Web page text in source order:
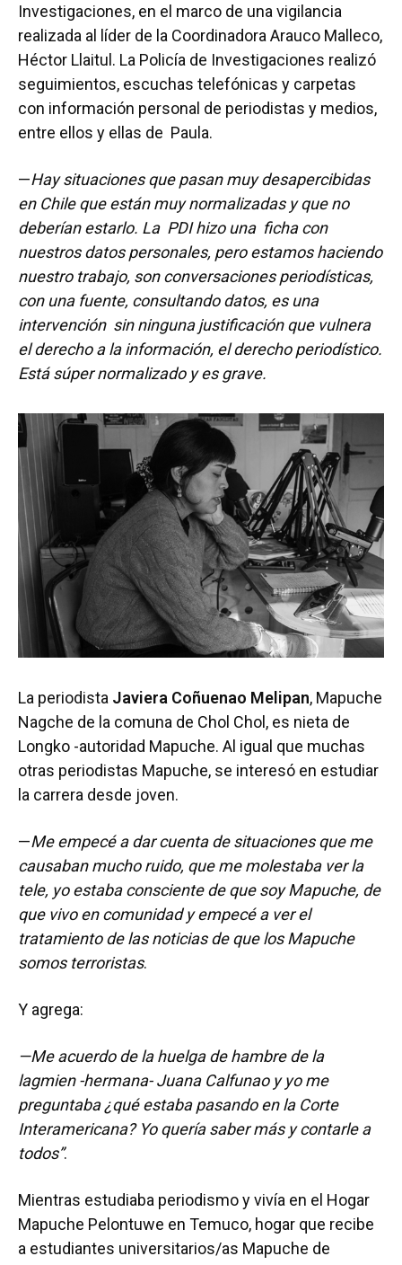
Investigaciones, en el marco de una vigilancia
realizada al líder de la Coordinadora Arauco Malleco,
Héctor Llaitul. La Policía de Investigaciones realizó
seguimientos, escuchas telefónicas y carpetas
con información personal de periodistas y medios,
entre ellos y ellas de Paula.
—Hay situaciones que pasan muy desapercibidas
en Chile que están muy normalizadas y que no
deberían estarlo. La PDI hizo una ficha con
nuestros datos personales, pero estamos haciendo
nuestro trabajo, son conversaciones periodísticas,
con una fuente, consultando datos, es una
intervención sin ninguna justificación que vulnera
el derecho a la información, el derecho periodístico.
Está súper normalizado y es grave.
La periodista Javiera Coñuenao Melipan, Mapuche
Nagche de la comuna de Chol Chol, es nieta de
Longko -autoridad Mapuche. Al igual que muchas
otras periodistas Mapuche, se interesó en estudiar
la carrera desde joven.
—Me empecé a dar cuenta de situaciones que me
causaban mucho ruido, que me molestaba ver la
tele, yo estaba consciente de que soy Mapuche, de
que vivo en comunidad y empecé a ver el
tratamiento de las noticias de que los Mapuche
somos terroristas.
Y agrega:
—Me acuerdo de la huelga de hambre de la
lagmien -hermana- Juana Calfunao y yo me
preguntaba ¿qué estaba pasando en la Corte
Interamericana? Yo quería saber más y contarle a
todos”.
Mientras estudiaba periodismo y vivía en el Hogar
Mapuche Pelontuwe en Temuco, hogar que recibe
a estudiantes universitarios/as Mapuche de